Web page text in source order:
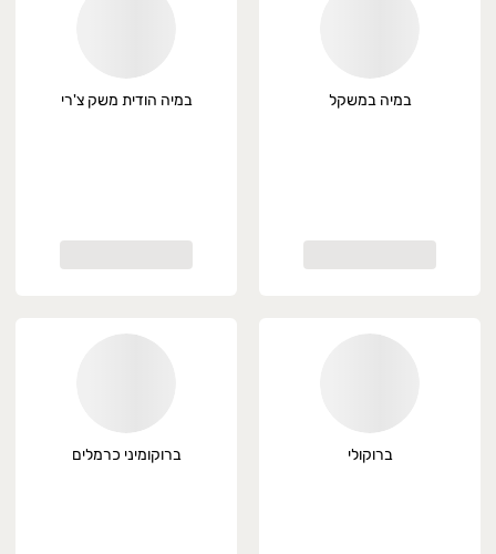
במיה במשקל במיה הודית משק צ'רי
ברוקולי ברוקומיני כרמלים